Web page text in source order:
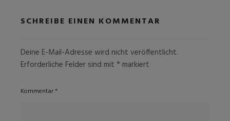
SCHREIBE EINEN KOMMENTAR
Deine E-Mail-Adresse wird nicht veröffentlicht.
Erforderliche Felder sind mit * markiert
Kommentar*